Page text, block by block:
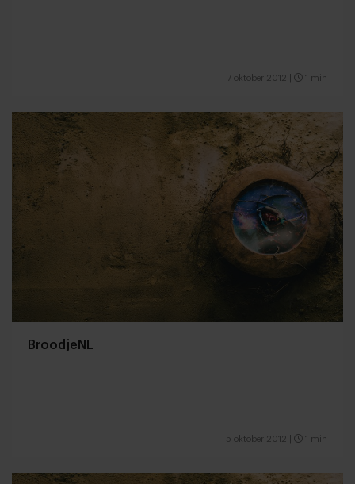
7 oktober 2012 1 min
BroodjeNL
5 oktober 2012 1 min